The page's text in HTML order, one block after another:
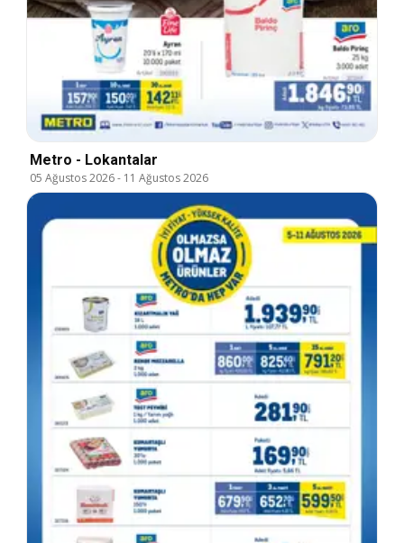
Metro - Lokantalar
05 Ağustos 2026- 11 Ağustos 2026